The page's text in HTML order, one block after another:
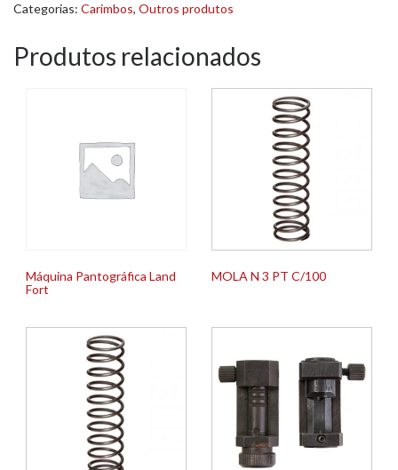
Categorias: Carimbos, Outros produtos
Produtos relacionados
Máquina Pantográfica Land
Fort
MOLA N 3 PT C/100